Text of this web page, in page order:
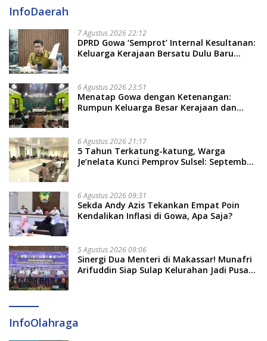
InfoDaerah
7 Agustus 2026 22:12
DPRD Gowa ‘Semprot’ Internal Kesultanan:
Keluarga Kerajaan Bersatu Dulu Baru
6 Agustus 2026 23:51
Menatap Gowa dengan Ketenangan:
Rumpun Keluarga Besar Kerajaan dan
Soal Adat dan Adab
6 Agustus 2026 21:17
5 Tahun Terkatung-katung, Warga
Je’nelata Kunci Pemprov Sulsel: September
6 Agustus 2026 09:31
Sekda Andy Azis Tekankan Empat Poin
Kendalikan Inflasi di Gowa, Apa Saja?
5 Agustus 2026 09:06
Sinergi Dua Menteri di Makassar! Munafri
Arifuddin Siap Sulap Kelurahan Jadi Pusat
InfoOlahraga